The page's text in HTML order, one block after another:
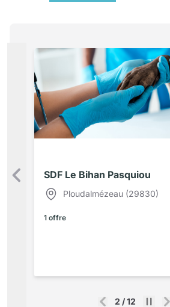
SDF Le Bihan Pasquiou
Ploudalmézeau (29830)
1 offre
2 /12
Précédent